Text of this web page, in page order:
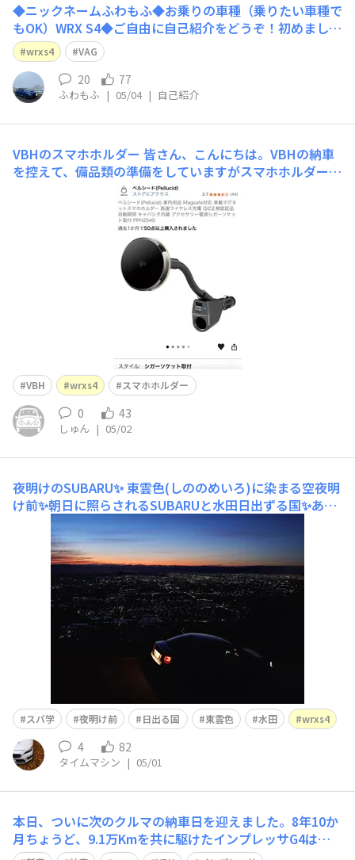
◆ニックネームふわもふ◆お乗りの車種（乗りたい車種で
もOK）WRX S4◆ご自由に自己紹介をどうぞ！初めまして
愛車遍歴 GDA(NB)→VAG(F型)もともと車に興味はあり
ませんでしたが、先輩から頂いたGDAに乗っていたら好き
になっていました笑愛車でドライブ(道の駅巡り等)するの
が好きですよろしくお
wrxs4 VAG
20 77
ふわもふ | 05/04 | 自己紹介
VBHのスマホホルダー 皆さん、こんにちは。VBHの納車
を控えて、備品類の準備をしていますがスマホホルダーを
何にしようか悩んでます。まだ検討中なのですが、写真の
ものならシガーソケットに直挿しするだけなので簡単、か
つ充電問題もクリア出来そうだと思っていますが、この手
のスマホホルダーをお使いの方、使い勝手はいかがてす
VBH wrxs4 スマホホルダー
0 43
しゅん | 05/02
夜明けのSUBARU✨東雲色(しののめいろ)に染まる空夜明
け前✨朝日に照らされるSUBARUと水田日出ずる国✨あな
たと車、どんな物語がありますか✨
スバ学 夜明け前 日出る国 東雲色 水田 wrxs4
4 82
タイムマシン | 05/01
本日、ついに次のクルマの納車日を迎えました。8年10か
月ちょうど、9.1万Kmを共に駆けたインプレッサG4は無
事にゴールインとなりました。傷つけたこともありました